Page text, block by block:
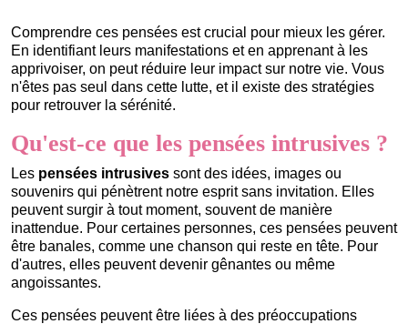
Comprendre ces pensées est crucial pour mieux les gérer.
En identifiant leurs manifestations et en apprenant à les
apprivoiser, on peut réduire leur impact sur notre vie. Vous
n'êtes pas seul dans cette lutte, et il existe des stratégies
pour retrouver la sérénité.
Qu'est-ce que les pensées intrusives ?
Les pensées intrusives sont des idées, images ou
souvenirs qui pénètrent notre esprit sans invitation. Elles
peuvent surgir à tout moment, souvent de manière
inattendue. Pour certaines personnes, ces pensées peuvent
être banales, comme une chanson qui reste en tête. Pour
d'autres, elles peuvent devenir gênantes ou même
angoissantes.
Ces pensées peuvent être liées à des préoccupations